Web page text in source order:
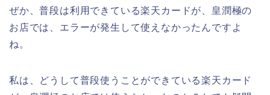
ぜか、普段は利用できている楽天カードが、皇潤極の
お店では、エラーが発生して使えなかったんですよ
ね。
私は、どうして普段使うことができている楽天カード